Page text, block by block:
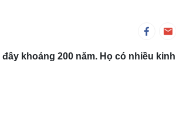
khoảng 200 năm. Họ có nhiều kinh